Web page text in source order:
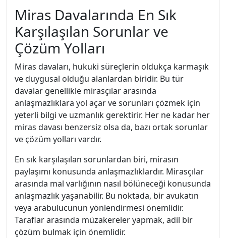
Miras Davalarında En Sık
Karşılaşılan Sorunlar ve
Çözüm Yolları
Miras davaları, hukuki süreçlerin oldukça karmaşık
ve duygusal olduğu alanlardan biridir. Bu tür
davalar genellikle mirasçılar arasında
anlaşmazlıklara yol açar ve sorunları çözmek için
yeterli bilgi ve uzmanlık gerektirir. Her ne kadar her
miras davası benzersiz olsa da, bazı ortak sorunlar
ve çözüm yolları vardır.
En sık karşılaşılan sorunlardan biri, mirasın
paylaşımı konusunda anlaşmazlıklardır. Mirasçılar
arasında mal varlığının nasıl bölüneceği konusunda
anlaşmazlık yaşanabilir. Bu noktada, bir avukatın
veya arabulucunun yönlendirmesi önemlidir.
Taraflar arasında müzakereler yapmak, adil bir
çözüm bulmak için önemlidir.